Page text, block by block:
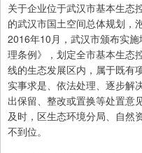
关于企业位于武汉市基本生态
的武汉市国土空间总体规划，
2016年10月，武汉市颁布实
理条例》，划定全市基本生态
线的生态发展区内，属于既有
实事求是、依法处理、逐步解
出保留、整改或置换等处置意
及时，区生态环境分局、自然
不到位。